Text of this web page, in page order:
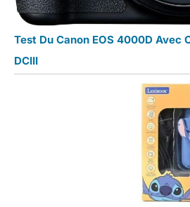
Test Du Canon EOS 4000D Avec
DCIII